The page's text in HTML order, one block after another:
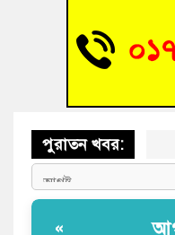
আহত শিক্ষার্থীদের দেখতে
পুরাতন খবর:
«